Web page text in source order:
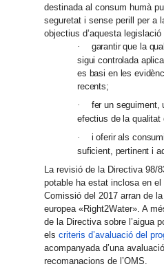
destinada al consum humà
seguretat i sense perill per a
objectius d’aquesta
·
garantir que la
sigui controlada
es basi en les
recents;
·
fer un seguiment,
efectius de la qualitat
·
i oferir als
suficient, pertinent i
La revisió de la Directiva 98/
potable ha estat inclosa en
Comissió del 2017 arran de
europea «Right2Water». A
de la Directiva sobre l’aigua
els criteris d’avaluació del
acompanyada d’una
recomanacions de l’OMS.